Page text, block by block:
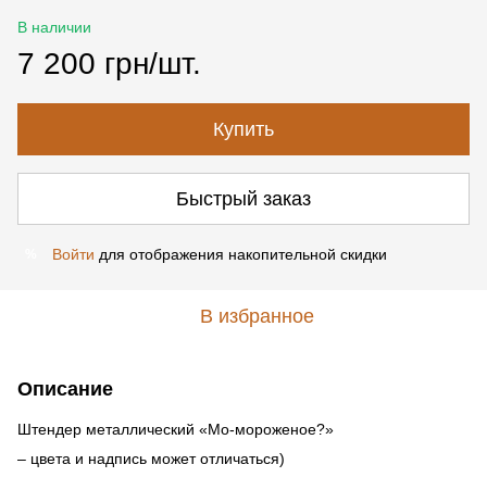
В наличии
7 200 грн/шт.
Купить
Быстрый заказ
Войти для отображения накопительной скидки
В избранное
Описание
Штендер металлический «Мо-мороженое?»
– цвета и надпись может отличаться)